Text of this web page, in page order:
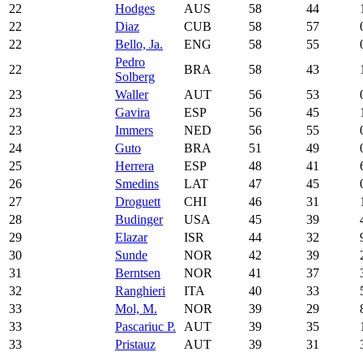
22
Hodges AUS 58 44
22
Diaz CUB 58 57
22
Bello, Ja. ENG 58 55
22
Pedro
Solberg
BRA 58 43
23
Waller AUT 56 53
23
Gavira ESP 56 45
23
Immers NED 56 55
24
Guto BRA 51 49
25
Herrera ESP 48 41
26
Smedins LAT 47 45
27
Droguett CHI 46 31
28
Budinger USA 45 39
29
Elazar ISR 44 32
30
Sunde NOR 42 39
31
Berntsen NOR 41 37
32
Ranghieri ITA 40 33
33
Mol, M. NOR 39 29
33
Pascariuc P. AUT 39 35
33
Pristauz AUT 39 31